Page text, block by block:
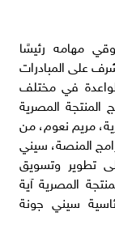
مهامه رئيسًا
على المبادرات
في مختلف
المنتجة المصرية
مريم نعوم، من
المنصة، سيني
تطوير وتسويق
المصرية آية
سيني جونة